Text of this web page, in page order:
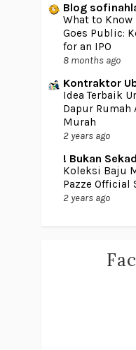
Blog
What to Know
Goes Public:
for an IPO
8 months ago
Kontraktor
Idea Terbaik
Dapur Rumah
Murah
2 years ago
! Bukan
Koleksi Baju
Pazze Official
2 years ago